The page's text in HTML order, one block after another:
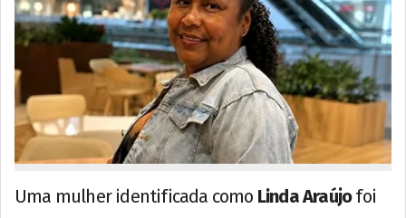
Uma mulher identificada como Linda Araújofoi